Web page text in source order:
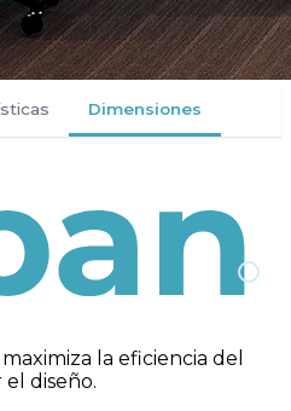
Dimensiones
maximiza la eficiencia del
diseño.